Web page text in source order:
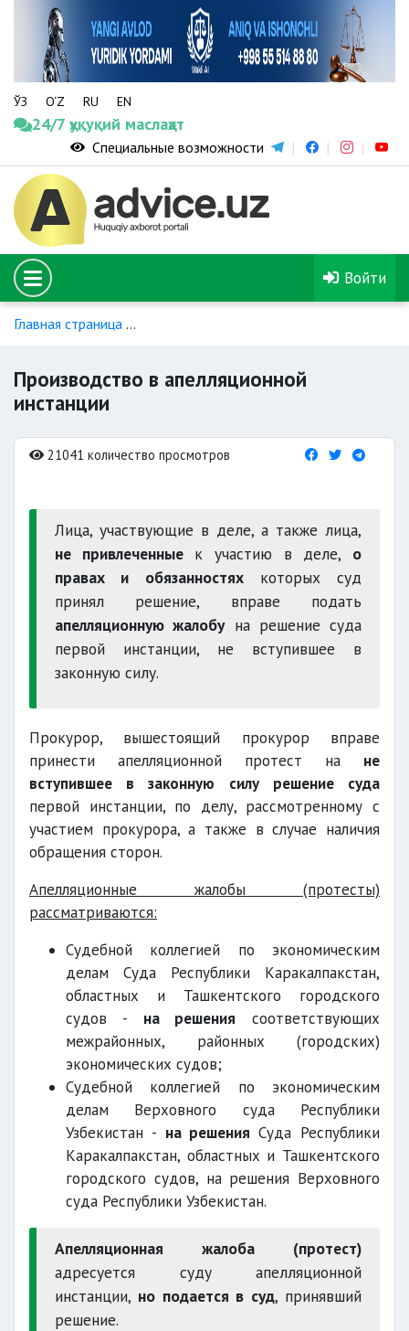
ЎЗ O‘Z RU EN
24/7 ҳуқуқий маслаҳат
Специальные возможности
Войти
Главная страница
Производство в апелляционной
инстанции
21041 количество просмотров
Лица, участвующие в деле, а также лица,
не привлеченныек участию в деле, о
правах и обязанностяхкоторых суд
принял решение, вправе подать
апелляционную жалобуна решение суда
первой инстанции, не вступившее в
законную силу.
Прокурор, вышестоящий прокурор вправе
принести апелляционной протест на не
вступившее в законную силу решение суда
первой инстанции, по делу, рассмотренному с
участием прокурора, а также в случае наличия
обращения сторон.
Апелляционные жалобы (протесты)
рассматриваются:
Судебной коллегией по экономическим
делам Суда Республики Каракалпакстан,
областных и Ташкентского городского
судов - на решения соответствующих
межрайонных, районных (городских)
экономических судов;
Судебной коллегией по экономическим
делам Верховного суда Республики
Узбекистан - на решенияСуда Республики
Каракалпакстан, областных и Ташкентского
городского судов, на решения Верховного
суда Республики Узбекистан.
Апелляционная жалоба (протест)
адресуется суду апелляционной
инстанции, но подается в суд, принявший
решение.